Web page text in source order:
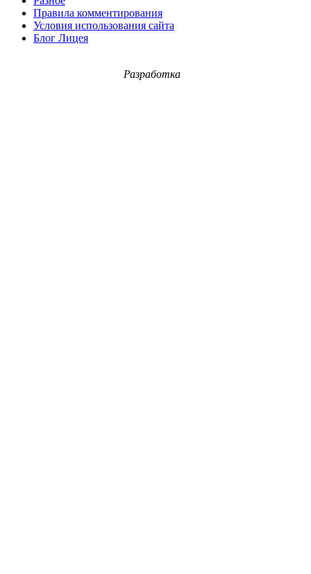
Правила комментирования
Условия использования сайта
Блог Лицея
Разработка